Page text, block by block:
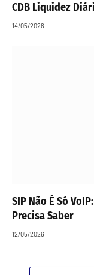
CDB Liquidez
14/05/2026
SIP Não É Só
Precisa Saber
12/05/2026